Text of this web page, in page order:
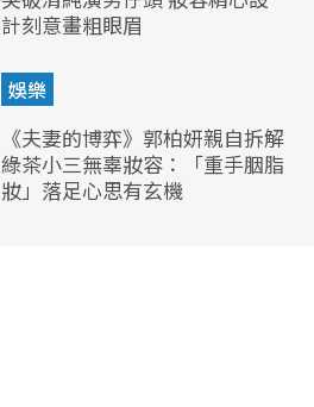
計刻意畫粗眼眉
娛樂
《夫妻的博弈》郭柏妍親自拆解
綠茶小三無辜妝容：「重手胭脂
妝」落足心思有玄機